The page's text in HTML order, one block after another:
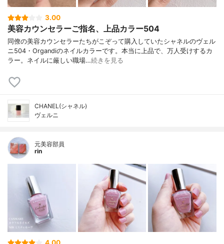
3.00
美容カウンセラーご指名、上品カラー504
同僚の美容カウンセラーたちがこぞって購入していたシャネルのヴェル
ニ504・Organdiのネイルカラーです。本当に上品で、万人受けするカ
ラー。ネイルに厳しい職場…続きを見る
CHANEL(シャネル)
ヴェルニ
元美容部員
rin